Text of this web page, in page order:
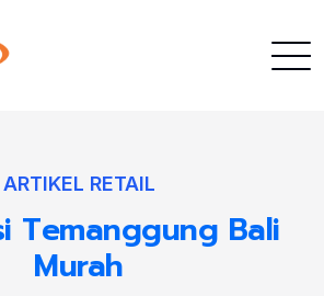
ARTIKEL RETAIL
Temanggung Bali
Murah